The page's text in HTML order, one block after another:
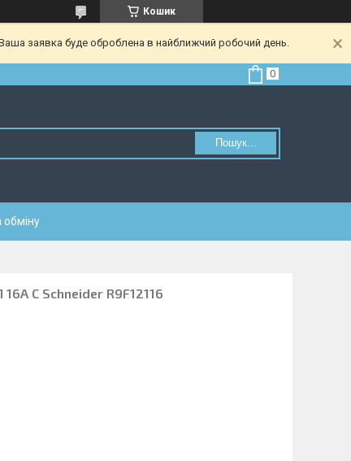
Кошик
заявка буде оброблена в найближчий робочий день.
Пошук...
C Schneider R9F12116